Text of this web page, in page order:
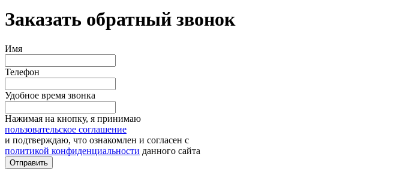
Заказать обратный звонок
Имя
Телефон
Удобное время звонка
Нажимая на кнопку, я принимаю
пользовательское соглашение
и подтверждаю, что ознакомлен и согласен с
политикой конфиденциальности данного сайта
Отправить